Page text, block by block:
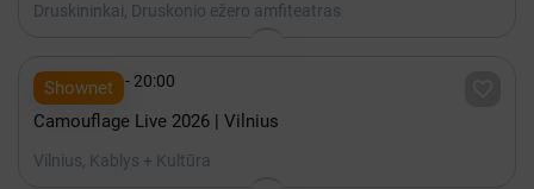
Druskininkai, Druskonio ežero amfiteatras
Shownet
 Spalis 15 - 20:00
Camouflage Live 2026 | Vilnius
Vilnius, Kablys + Kultūra